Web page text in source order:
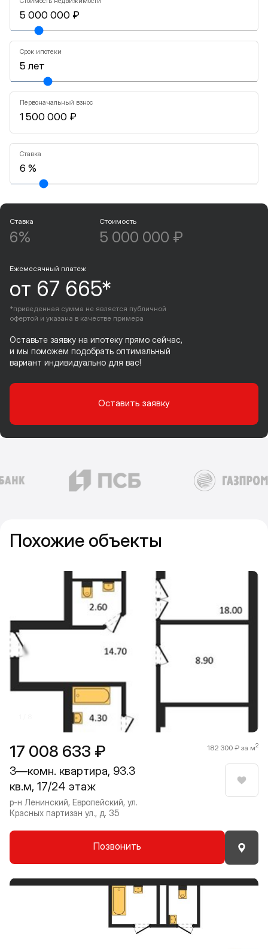
Срок ипотеки
Первоначальный взнос
Ставка
Ставка
6%
Стоимость
5 000 000 ₽
Ежемесячный платеж
от 67 665*
*приведенная сумма не является публичной
офертой и указана в качестве примера
Оставьте заявку на ипотеку прямо сейчас,
и мы поможем подобрать оптимальный
вариант индивидуально для вас!
Оставить заявку
Похожие объекты
17 008 633 ₽ 182 300 ₽ за м2
3—комн. квартира, 93.3
кв.м, 17/24 этаж
р-н Ленинский, Европейский, ул.
Красных партизан ул., д. 35
Позвонить
Прокрутить влево